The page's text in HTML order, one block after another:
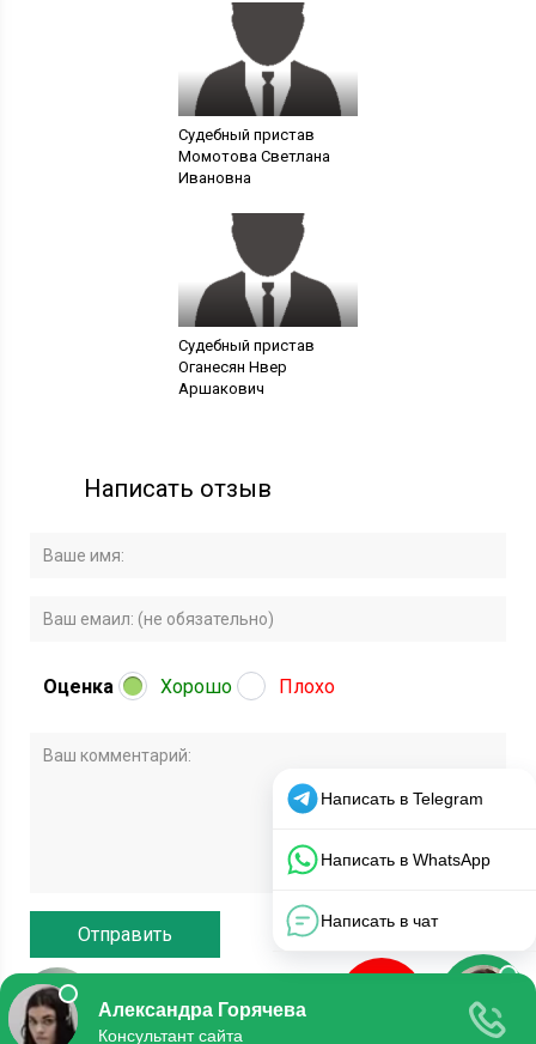
Судебный пристав
Момотова Светлана
Ивановна
Судебный пристав
Оганесян Нвер
Аршакович
Написать отзыв
Оценка Хорошо Плохо